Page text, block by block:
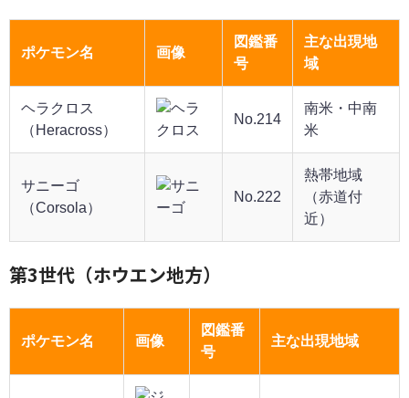
ポケモン名 画像
図鑑番
号
主な出現地
域
ヘラクロス
（Heracross）
No.214
南米・中南
米
サニーゴ
（Corsola）
No.222
熱帯地域
（赤道付
近）
第3世代（ホウエン地方）
ポケモン名 画像
図鑑番
号
主な出現地域